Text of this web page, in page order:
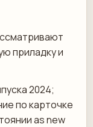
приладку и
2024;
по карточке
as new